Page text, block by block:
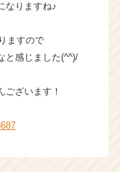
なりますね♪
ますので
と感じました(^^)/
ございます！